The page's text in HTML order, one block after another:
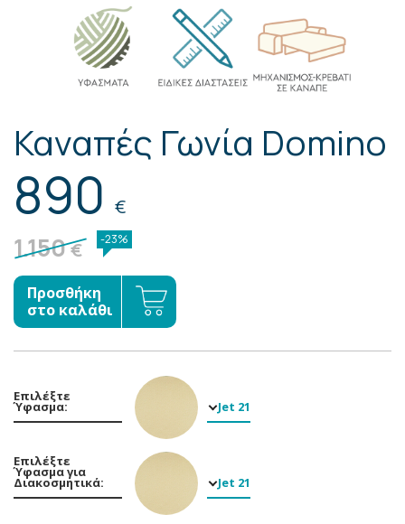
Καναπές Γωνία Domino
890 €
1.150€ -23%
Προσθήκη
στο καλάθι
Επιλέξτε
Ύφασμα: Jet 21
Επιλέξτε
Ύφασμα για
Διακοσμητικά: Jet 21